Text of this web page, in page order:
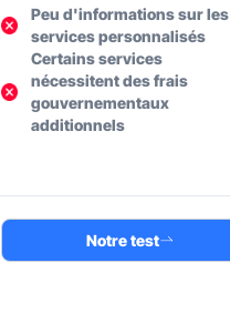
Peu d'informations sur les
services personnalisés
Certains services
nécessitent des frais
gouvernementaux
additionnels
Notre test